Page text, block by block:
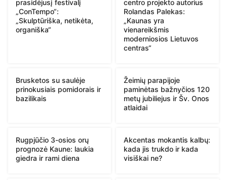
prasidėjusį festivalį
„ConTempo“:
„Skulptūriška, netikėta,
organiška“
centro projekto autorius
Rolandas Palekas:
„Kaunas yra
vienareikšmis
moderniosios Lietuvos
centras“
Brusketos su saulėje
prinokusiais pomidorais ir
bazilikais
Žeimių parapijoje
paminėtas bažnyčios 120
metų jubiliejus ir Šv. Onos
atlaidai
Rugpjūčio 3-osios orų
prognozė Kaune: laukia
giedra ir rami diena
Akcentas mokantis kalbų:
kada jis trukdo ir kada
visiškai ne?